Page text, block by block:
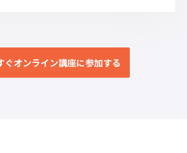
ぐオンライン講座に参加する